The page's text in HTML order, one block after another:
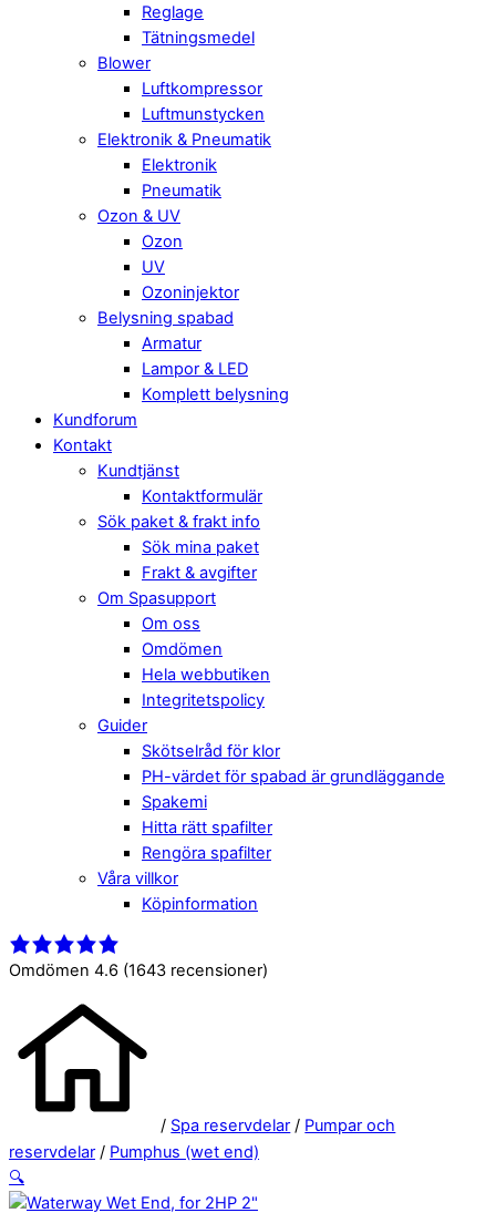
Reglage
Tätningsmedel
Blower
Luftkompressor
Luftmunstycken
Elektronik & Pneumatik
Elektronik
Pneumatik
Ozon & UV
Ozon
UV
Ozoninjektor
Belysning spabad
Armatur
Lampor & LED
Komplett belysning
Kundforum
Kontakt
Kundtjänst
Kontaktformulär
Sök paket & frakt info
Sök mina paket
Frakt & avgifter
Om Spasupport
Om oss
Omdömen
Hela webbutiken
Integritetspolicy
Guider
Skötselråd för klor
PH-värdet för spabad är grundläggande
Spakemi
Hitta rätt spafilter
Rengöra spafilter
Våra villkor
Köpinformation
Close
Menu
Menu
Omdömen 4.6 (1643 recensioner)
/ Spa reservdelar / Pumpar och
reservdelar / Pumphus (wet end)
🔍